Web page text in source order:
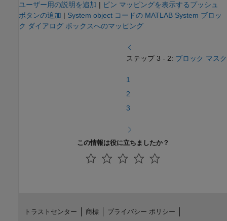
ユーザー用の説明を追加 | ピン マッピングを表示するプッシュ
ボタンの追加 | System object コードの MATLAB System ブロッ
ク ダイアログ ボックスへのマッピング
ステップ 3 - 2: ブロック マスク
1
2
3
この情報は役に立ちましたか？
トラストセンター 商標 プライバシー ポリシー